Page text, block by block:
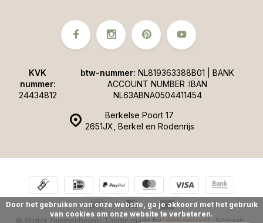
Berkelse Poort 17
2651JX, Berkel en Rodenrijs
KVK
nummer:
24434812
btw-nummer: NL819363388B01 | BANK
ACCOUNT NUMBER :IBAN
NL63ABNA0504411454
© Stigter Tuinmeubelen- Theme made by Webdinge.nl Sitemap
Door het gebruiken van onze website, ga je akkoord met het gebruik
van cookies om onze website te verbeteren.